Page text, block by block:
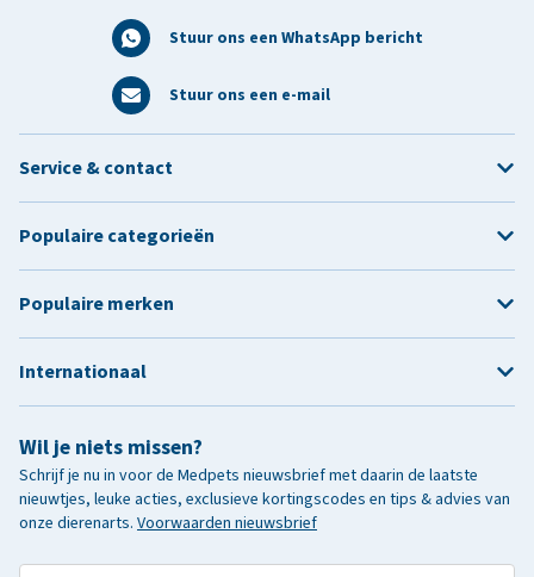
Stuur ons een WhatsApp bericht
Stuur ons een e-mail
Wil je niets missen?
Schrijf je nu in voor de Medpets nieuwsbrief met daarin de laatste
nieuwtjes, leuke acties, exclusieve kortingscodes en tips & advies van
onze dierenarts. Voorwaarden nieuwsbrief
Service & contact
Populaire categorieën
Populaire merken
Internationaal